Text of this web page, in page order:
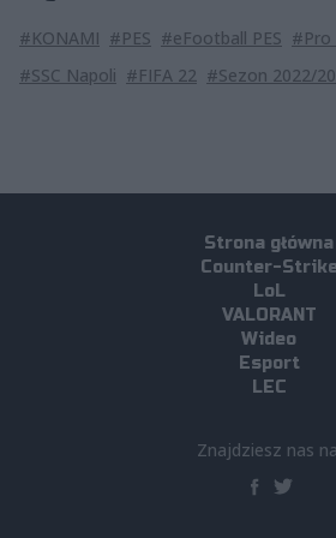
#KONAMI #PES #eFootball PES #Pro
#SSC Napoli #FIFA 22 #Sezon 2022/
Strona główna
Counter-
LoL
VALORANT
Wideo
Esport
LEC
Znajdziesz nas